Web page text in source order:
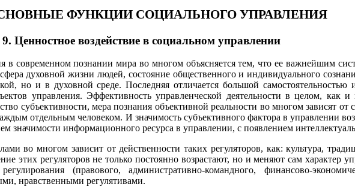
ФУНКЦИИ СОЦИАЛЬНОГО УПРАВЛЕНИЯ
Ценностное воздействие в социальном управлении
в современном познании мира во многом объясняется тем, что ее важнейшим
духовной жизни людей, состояние общественного и индивидуального
но и в духовной среде. Последняя отличается большой самостоятельностью
управления. Эффективность управленческой деятельности в целом, как и
субъективности, мера познания объективной реальности во многом зависят от
отдельным человеком. И значимость субъективного фактора в управлении
значимости информационного ресурса в управлении, с появлением
во многом зависит от действенности таких регуляторов, как: культура,
этих регуляторов не только постоянно возрастают, но и меняют сам характер
(правового, административно-командного, финансово-
нравственными регулятивами.